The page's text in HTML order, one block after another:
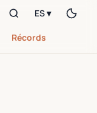
Récords
ES ▾